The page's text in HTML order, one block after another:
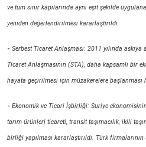
ve tüm sınır kapılarında aynı eşit şekilde
yeniden değerlendirilmesi kararlaştırıldı.
- Serbest Ticaret Anlaşması: 2011 yılında askıya
Ticaret Anlaşmasının (STA), daha kapsamlı bir
hayata geçirilmesi için müzakerelere başlanması
- Ekonomik ve Ticari İşbirliği: Suriye
tarım ürünleri ticareti, transit taşımacılık, ikili
birliği yapılması kararlaştırıldı. Türk